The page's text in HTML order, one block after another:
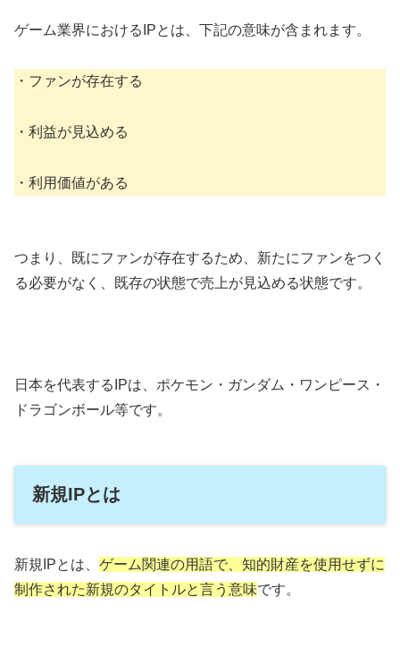
ゲーム業界におけるIPとは、下記の意味が含まれます。
・ファンが存在する
・利益が見込める
・利用価値がある
つまり、既にファンが存在するため、新たにファンをつく
る必要がなく、既存の状態で売上が見込める状態です。
日本を代表するIPは、ポケモン・ガンダム・ワンピース・
ドラゴンボール等です。
新規IPとは
新規IPとは、 ゲーム関連の用語で、知的財産を使用せずに
制作された新規のタイトルと言う意味です。